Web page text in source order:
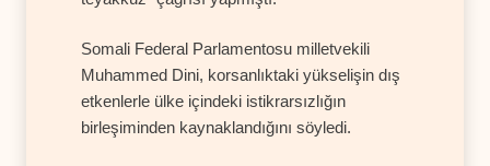
Somali Federal Parlamentosu milletvekili
Muhammed Dini, korsanlıktaki yükselişin dış
etkenlerle ülke içindeki istikrarsızlığın
birleşiminden kaynaklandığını söyledi.